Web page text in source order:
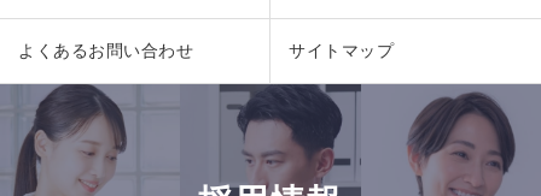
よくあるお問い合わせ サイトマップ